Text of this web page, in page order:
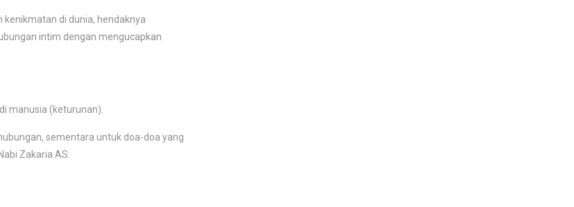
kenikmatan di dunia, hendaknya
intim dengan mengucapkan
manusia (keturunan).
sementara untuk doa-doa yang
Zakaria AS.